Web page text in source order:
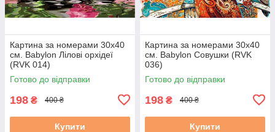
Картина за номерами 30х40
см. Babylon Лілові орхідеї
(RVK 014)
Готово до відправки
198 ₴ 400 ₴
Купити
Картина за номерами 30х40
см. Babylon Совушки (RVK
036)
Готово до відправки
198 ₴ 400 ₴
Купити